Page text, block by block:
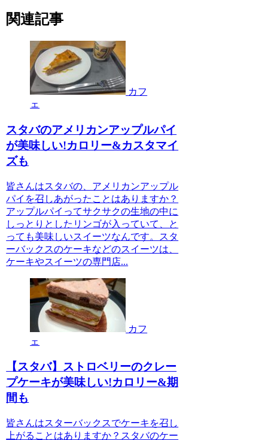
関連記事
カフ
ェ
スタバのアメリカンアップルパイ
が美味しい!カロリー&カスタマイ
ズも
皆さんはスタバの、アメリカンアップル
パイを召しあがったことはありますか？
アップルパイってサクサクの生地の中に
しっとりとしたリンゴが入っていて、と
っても美味しいスイーツなんです。スタ
ーバックスのケーキなどのスイーツは、
ケーキやスイーツの専門店...
カフ
ェ
【スタバ】ストロベリーのクレー
プケーキが美味しい!カロリー&期
間も
皆さんはスターバックスでケーキを召し
上がることはありますか？スタバのケー